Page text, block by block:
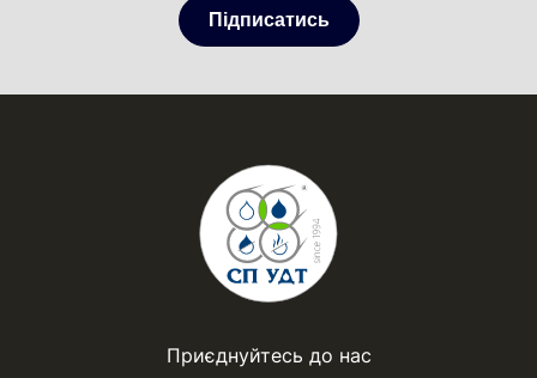
Підписатись
Приєднуйтесь до нас